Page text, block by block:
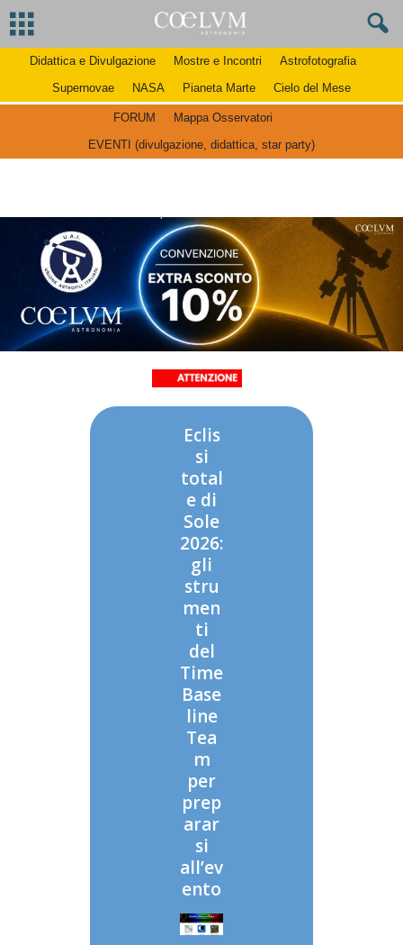
Didattica e Divulgazione Mostre e Incontri
Astrofotografia
Supernovae
NASA Pianeta Marte Cielo del Mese
FORUM
Mappa Osservatori
EVENTI (divulgazione, didattica, star party)
Eclis
si
total
e di
Sole
2026:
gli
stru
men
ti
del
Time
Base
line
Tea
m
per
prep
arar
si
all’ev
ento